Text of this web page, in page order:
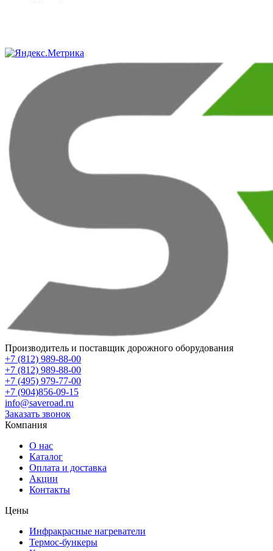
Производитель и поставщик дорожного оборудования
+7 (812) 989-88-00
+7 (812) 989-88-00
+7 (495) 979-77-00
+7 (904)856-09-15
info@saveroad.ru
Заказать звонок
Компания
О нас
Каталог
Оплата и доставка
Акции
Контакты
Цены
Инфракрасные нагреватели
Термос-бункеры